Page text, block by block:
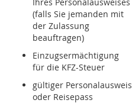
(falls Sie jemanden mit
der Zulassung
beauftragen)
Einzugsermächtigung
für die KFZ-Steuer
gültiger Personalausweis
oder Reisepass